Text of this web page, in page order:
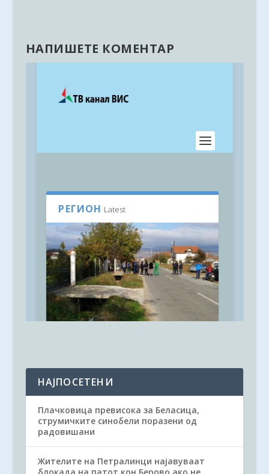
НАПИШЕТЕ КОМЕНТАР
НАЈПОСЕТЕНИ
Плачковица превисока за Беласица,
струмичките синобели поразени од
радовишани
Жителите на Петралинци најавуваат